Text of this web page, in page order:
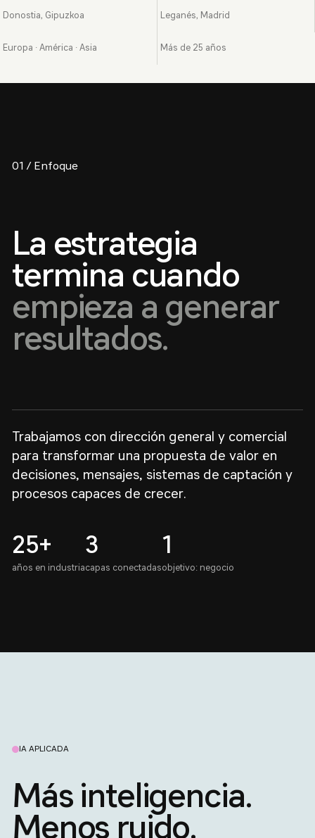
Donostia, Gipuzkoa Leganés, Madrid
Europa · América · Asia Más de 25 años
01 / Enfoque
La estrategia
termina cuando
empieza a generar
resultados.
Trabajamos con dirección general y comercial
para transformar una propuesta de valor en
decisiones, mensajes, sistemas de captación y
procesos capaces de crecer.
25+
años en industria
3
capas conectadas
1
objetivo: negocio
IA APLICADA
Más inteligencia.
Menos ruido.